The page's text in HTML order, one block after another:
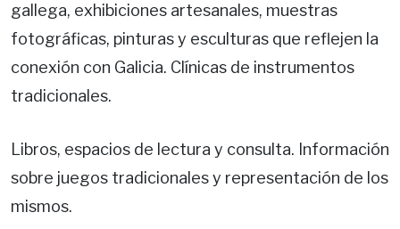
gallega, exhibiciones artesanales, muestras
fotográficas, pinturas y esculturas que reflejen la
conexión con Galicia. Clínicas de instrumentos
tradicionales.
Libros, espacios de lectura y consulta. Información
sobre juegos tradicionales y representación de los
mismos.